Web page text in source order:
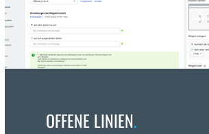
OFFENE LINIEN.